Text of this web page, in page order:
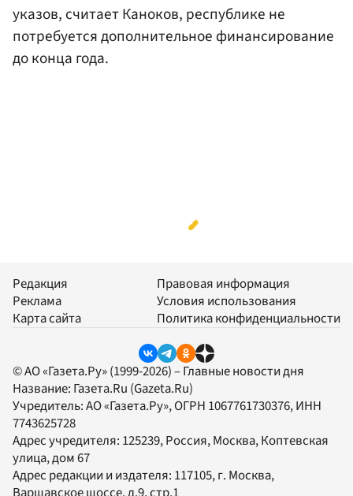
указов, считает Каноков, республике не
потребуется дополнительное финансирование
до конца года.
Редакция
Реклама
Карта сайта
Правовая информация
Условия использования
Политика конфиденциальности
© АО «Газета.Ру» (1999-2026) – Главные новости дня
Название: Газета.Ru (Gazeta.Ru)
Учредитель:АО «Газета.Ру», ОГРН 1067761730376, ИНН
7743625728
Адрес учредителя: 125239, Россия, Москва, Коптевская
улица, дом 67
Адрес редакции и издателя: 117105, г. Москва,